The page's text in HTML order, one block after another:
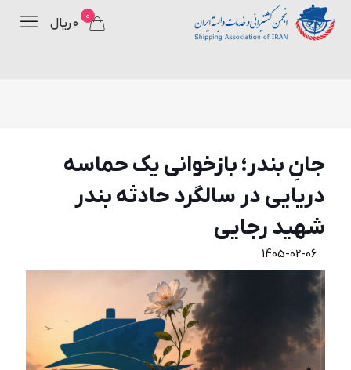
0 ۰ ریال
جانِ بندر؛ بازخوانی یک حماسه
دریایی در سالگرد حادثه بندر
شهید رجایی
1405-02-06